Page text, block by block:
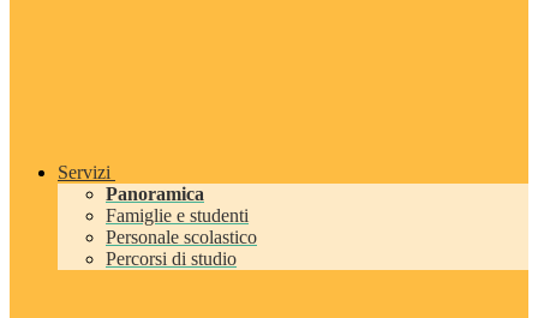
Servizi
Panoramica
Famiglie e studenti
Personale scolastico
Percorsi di studio